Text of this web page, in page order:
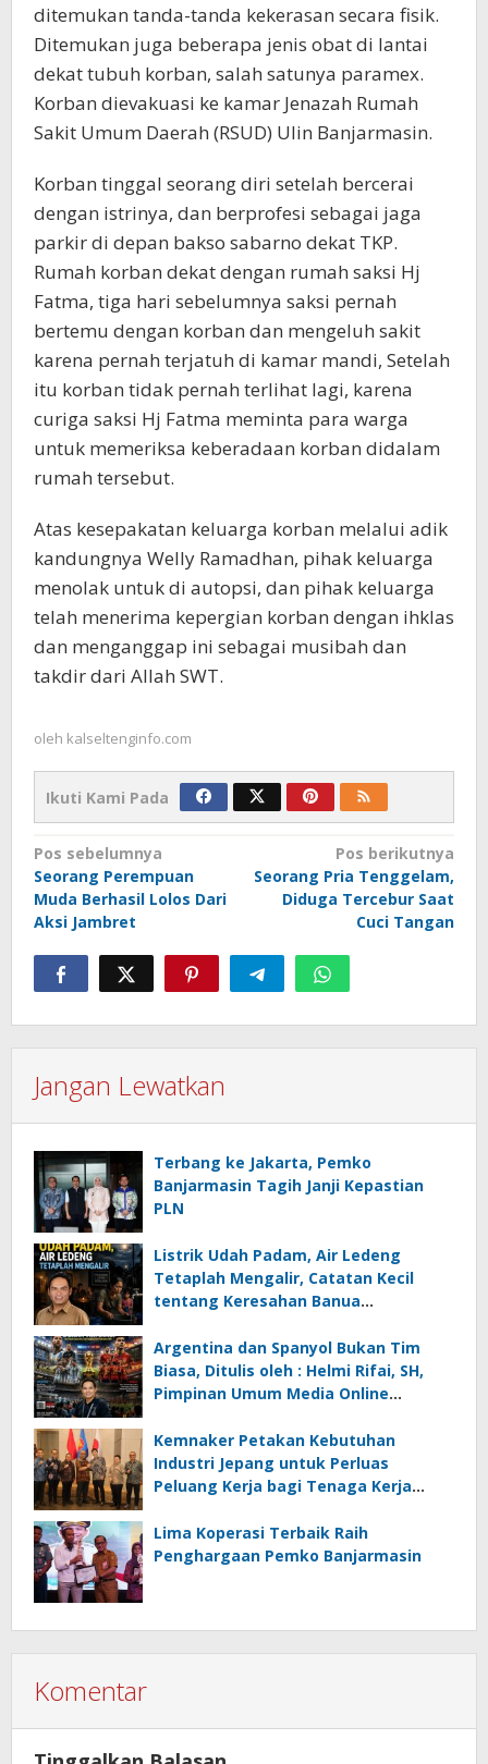
ditemukan tanda-tanda kekerasan secara fisik.
Ditemukan juga beberapa jenis obat di lantai
dekat tubuh korban, salah satunya paramex.
Korban dievakuasi ke kamar Jenazah Rumah
Sakit Umum Daerah (RSUD) Ulin Banjarmasin.
Korban tinggal seorang diri setelah bercerai
dengan istrinya, dan berprofesi sebagai jaga
parkir di depan bakso sabarno dekat TKP.
Rumah korban dekat dengan rumah saksi Hj
Fatma, tiga hari sebelumnya saksi pernah
bertemu dengan korban dan mengeluh sakit
karena pernah terjatuh di kamar mandi, Setelah
itu korban tidak pernah terlihat lagi, karena
curiga saksi Hj Fatma meminta para warga
untuk memeriksa keberadaan korban didalam
rumah tersebut.
Atas kesepakatan keluarga korban melalui adik
kandungnya Welly Ramadhan, pihak keluarga
menolak untuk di autopsi, dan pihak keluarga
telah menerima kepergian korban dengan ihklas
dan menganggap ini sebagai musibah dan
takdir dari Allah SWT.
oleh kalseltenginfo.com
Ikuti Kami Pada
Navigasi
pos
Pos sebelumnya
Seorang Perempuan
Muda Berhasil Lolos Dari
Aksi Jambret
Pos berikutnya
Seorang Pria Tenggelam,
Diduga Tercebur Saat
Cuci Tangan
Jangan Lewatkan
Terbang ke Jakarta, Pemko
Banjarmasin Tagih Janji Kepastian
PLN
Listrik Udah Padam, Air Ledeng
Tetaplah Mengalir, Catatan Kecil
tentang Keresahan Banua
Ancaman Lingkungan, Oleh : Helmi
Rifai, SH
Argentina dan Spanyol Bukan Tim
Biasa, Ditulis oleh : Helmi Rifai, SH,
Pimpinan Umum Media Online
Kemnaker Petakan Kebutuhan
Industri Jepang untuk Perluas
Peluang Kerja bagi Tenaga Kerja
Lima Koperasi Terbaik Raih
Penghargaan Pemko Banjarmasin
Komentar